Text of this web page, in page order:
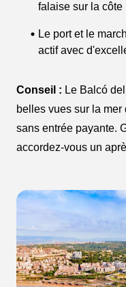
falaise sur la côte
Le port et le
actif avec
Conseil : Le Balcó
belles vues sur la
sans entrée payante.
accordez-vous un